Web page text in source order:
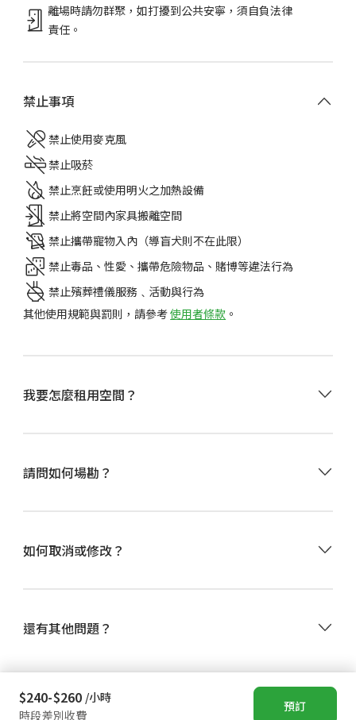
離場時請勿群聚，如打擾到公共安寧，須自負法律
責任。
禁止事項
禁止使用麥克風
禁止吸菸
禁止烹飪或使用明火之加熱設備
禁止將空間內家具搬離空間
禁止攜帶寵物入內（導盲犬則不在此限）
禁止毒品、性愛、攜帶危險物品、賭博等違法行為
禁止殯葬禮儀服務﹑活動與行為
其他使用規範與罰則，請參考使用者條款 。
我要怎麼租用空間？
可使用信用卡/金融卡、全盈支付、街口支付、AFTEE先
活動前5分鐘至現場，於智慧門鎖輸入
請問如何場勘？
作人員，因此請於網站上付費預訂一小時，再自行進入
服詢問我們其他的資訊。
如何取消或修改？
改訂單包含「取消退費」、「改期」、「延長縮短時
還有其他問題？
$240-$260 /小時
時段差別收費
預訂
© Happ. 小樹屋 All rights reserved
好域股份有限公司 統一編號：52380939